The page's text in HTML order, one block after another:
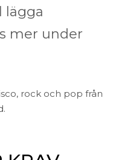
lägga
mer under
rock och pop från